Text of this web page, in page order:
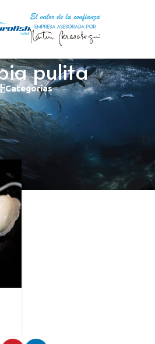
pulita
Categorías
“seppia pulita”